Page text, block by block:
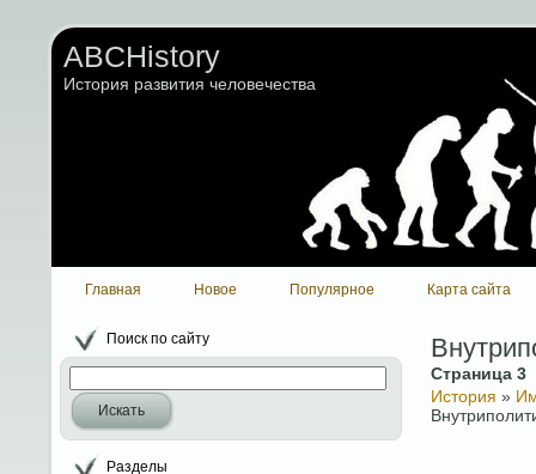
ABCHistory
История развития человечества
Главная Новое Популярное Карта сайта
Поиск по сайту
Искать
Разделы
Страница 3
История »